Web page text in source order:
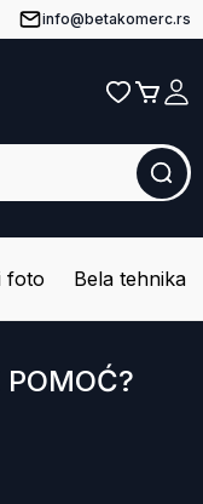
info@betakomerc.rs
foto Bela tehnika
POMOĆ?